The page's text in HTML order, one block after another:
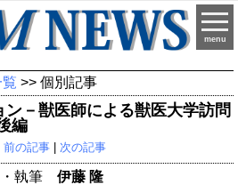
menu
>> 個別記事
－獣医師による獣医大学訪問
編
前の記事| 次の記事
・執筆 伊藤 隆